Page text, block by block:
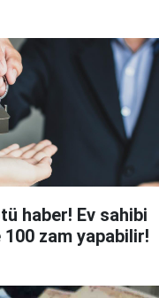
haber! Ev sahibi
zam yapabilir!